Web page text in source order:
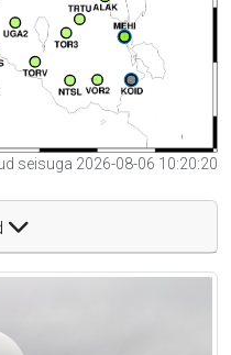
seisuga 2026-08-06 10:20:20